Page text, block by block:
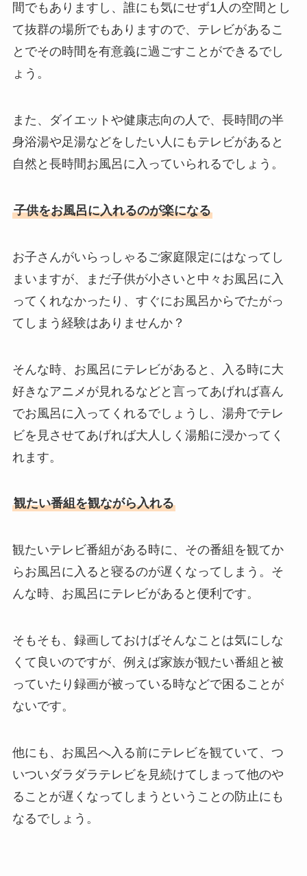
間でもありますし、誰にも気にせず1人の空間とし
て抜群の場所でもありますので、テレビがあるこ
とでその時間を有意義に過ごすことができるでし
ょう。
また、ダイエットや健康志向の人で、長時間の半
身浴湯や足湯などをしたい人にもテレビがあると
自然と長時間お風呂に入っていられるでしょう。
子供をお風呂に入れるのが楽になる
お子さんがいらっしゃるご家庭限定にはなってし
まいますが、まだ子供が小さいと中々お風呂に入
ってくれなかったり、すぐにお風呂からでたがっ
てしまう経験はありませんか？
そんな時、お風呂にテレビがあると、入る時に大
好きなアニメが見れるなどと言ってあげれば喜ん
でお風呂に入ってくれるでしょうし、湯舟でテレ
ビを見させてあげれば大人しく湯船に浸かってく
れます。
観たい番組を観ながら入れる
観たいテレビ番組がある時に、その番組を観てか
らお風呂に入ると寝るのが遅くなってしまう。そ
んな時、お風呂にテレビがあると便利です。
そもそも、録画しておけばそんなことは気にしな
くて良いのですが、例えば家族が観たい番組と被
っていたり録画が被っている時などで困ることが
ないです。
他にも、お風呂へ入る前にテレビを観ていて、つ
いついダラダラテレビを見続けてしまって他のや
ることが遅くなってしまうということの防止にも
なるでしょう。